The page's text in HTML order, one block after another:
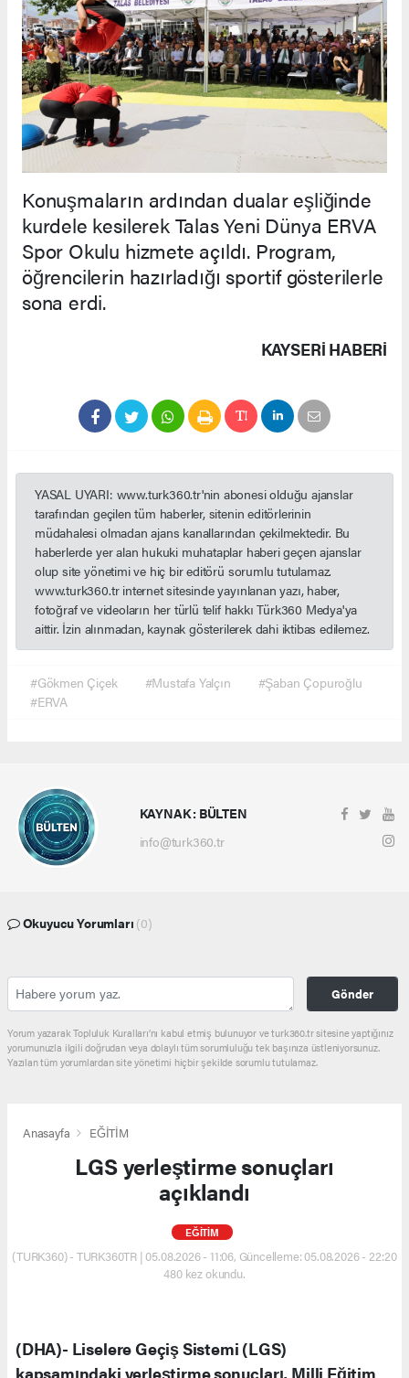
Konuşmaların ardından dualar eşliğinde
kurdele kesilerek Talas Yeni Dünya ERVA
Spor Okulu hizmete açıldı. Program,
öğrencilerin hazırladığı sportif gösterilerle
sona erdi.
KAYSERI HABERİ
YASAL UYARI: www.turk360.tr'nin abonesi olduğu ajanslar
tarafından geçilen tüm haberler, sitenin editörlerinin
müdahalesi olmadan ajans kanallarından çekilmektedir. Bu
haberlerde yer alan hukuki muhataplar haberi geçen ajanslar
olup site yönetimi ve hiç bir editörü sorumlu tutulamaz.
www.turk360.tr internet sitesinde yayınlanan yazı, haber,
fotoğraf ve videoların her türlü telif hakkı Türk360 Medya'ya
aittir. İzin alınmadan, kaynak gösterilerek dahi iktibas edilemez.
#Gökmen Çiçek #Mustafa Yalçın
#Şaban Çopuroğlu
#ERVA
KAYNAK : BÜLTEN
info@turk360.tr
Okuyucu Yorumları (0)
Gönder
Yorum yazarak Topluluk Kuralları’nı kabul etmiş bulunuyor ve turk360.tr sitesine yaptığınız
yorumunuzla ilgili doğrudan veya dolaylı tüm sorumluluğu tek başınıza üstleniyorsunuz.
Yazılan tüm yorumlardan site yönetimi hiçbir şekilde sorumlu tutulamaz.
Anasayfa EĞİTİM
LGS yerleştirme sonuçları
açıklandı
EĞİTİM
(TURK360) - TURK360TR | 05.08.2026 - 11:06, Güncelleme: 05.08.2026 - 22:20
480 kez okundu.
(DHA)- Liselere Geçiş Sistemi (LGS)
kapsamındaki yerleştirme sonuçları, Milli Eğitim